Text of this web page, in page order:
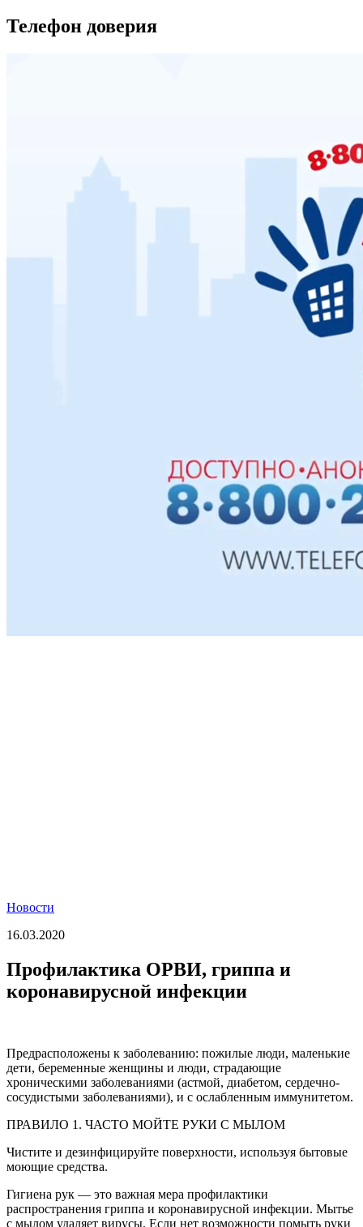
Телефон доверия
Новости
16.03.2020
Профилактика ОРВИ, гриппа и
коронавирусной инфекции
Предрасположены к заболеванию: пожилые люди, маленькие
дети, беременные женщины и люди, страдающие
хроническими заболеваниями (астмой, диабетом, сердечно-
сосудистыми заболеваниями), и с ослабленным иммунитетом.
ПРАВИЛО 1. ЧАСТО МОЙТЕ РУКИ С МЫЛОМ
Чистите и дезинфицируйте поверхности, используя бытовые
моющие средства.
Гигиена рук — это важная мера профилактики
распространения гриппа и коронавирусной инфекции. Мытье
с мылом удаляет вирусы. Если нет возможности помыть руки